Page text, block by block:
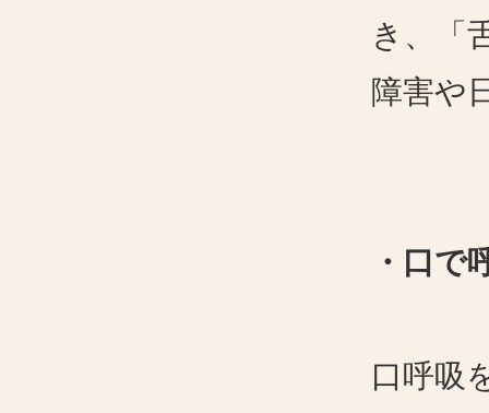
き、「
障害や
・口で
口呼吸